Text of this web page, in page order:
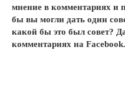
мнение в комментариях и
бы вы могли дать один
какой бы это был совет?
комментариях на Facebook.